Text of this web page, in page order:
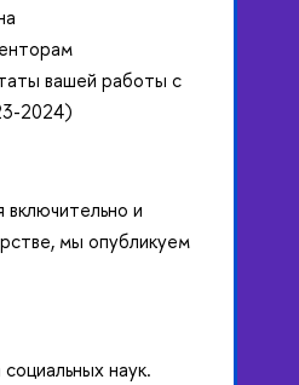
вашей работы с
2024)
и
мы опубликуем
наук.